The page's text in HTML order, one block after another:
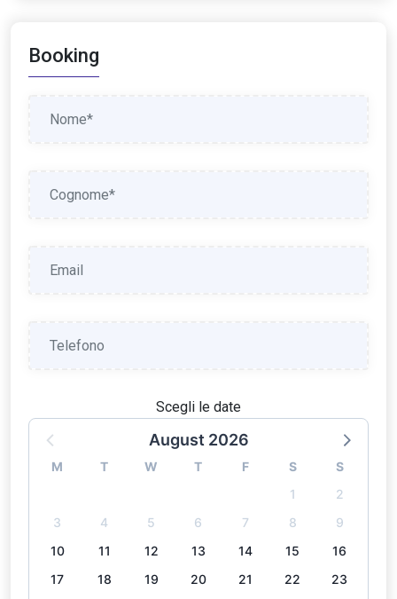
Booking
Scegli le date
August 2026
M T W T F S
S
1
2
3
4 5 6 7 8
9
10
11 12 13 14 15
16
17
18 19 20 21 22
23